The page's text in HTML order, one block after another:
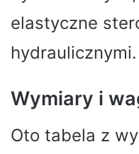
elastyczne
hydraulicznymi.
Wymiary i
Oto tabela z